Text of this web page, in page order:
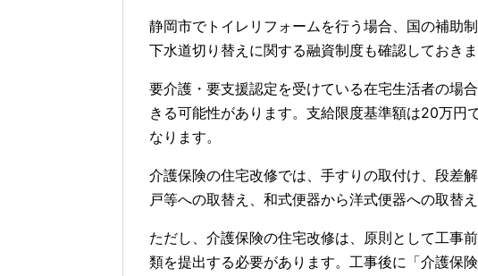
静岡市でトイレリフォームを行う場合、国の補助
下水道切り替えに関する融資制度も確認しておきま
要介護・要支援認定を受けている在宅生活者の場
きる可能性があります。支給限度基準額は20万円
なります。
介護保険の住宅改修では、手すりの取付け、段差
戸等への取替え、和式便器から洋式便器への取替
ただし、介護保険の住宅改修は、原則として工事
類を提出する必要があります。工事後に「介護保